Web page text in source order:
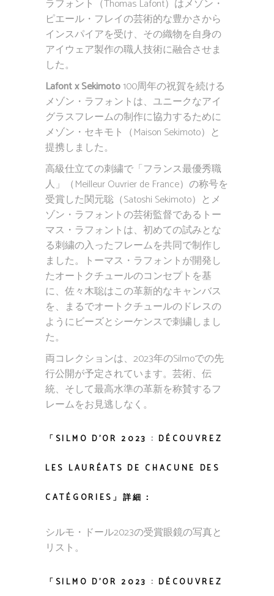
ラフォント（Thomas Lafont）はメゾン・
ピエール・フレイの芸術的な豊かさから
インスパイアを受け、その織物を自身の
アイウェア製作の職人技術に融合させま
した。
Lafont x Sekimoto100周年の祝賀を続ける
メゾン・ラフォントは、ユニークなアイ
グラスフレームの制作に協力するために
メゾン・セキモト（Maison Sekimoto）と
提携しました。
高級仕立ての刺繍で「フランス最優秀職
人」（Meilleur Ouvrier de France）の称号を
受賞した関元聡（Satoshi Sekimoto）とメ
ゾン・ラフォントの芸術監督であるトー
マス・ラフォントは、初めての試みとな
る刺繍の入ったフレームを共同で制作し
ました。トーマス・ラフォントが開発し
たオートクチュールのコンセプトを基
に、佐々木聡はこの革新的なキャンバス
を、まるでオートクチュールのドレスの
ようにビーズとシーケンスで刺繍しまし
た。
両コレクションは、2023年のSilmoでの先
行公開が予定されています。芸術、伝
統、そして最高水準の革新を称賛するフ
レームをお見逃しなく。
「SILMO D’OR 2023 : DÉCOUVREZ
LES LAURÉATS DE CHACUNE DES
CATÉGORIES」詳細：
シルモ・ドール2023の受賞眼鏡の写真と
リスト。
「SILMO D’OR 2023 : DÉCOUVREZ